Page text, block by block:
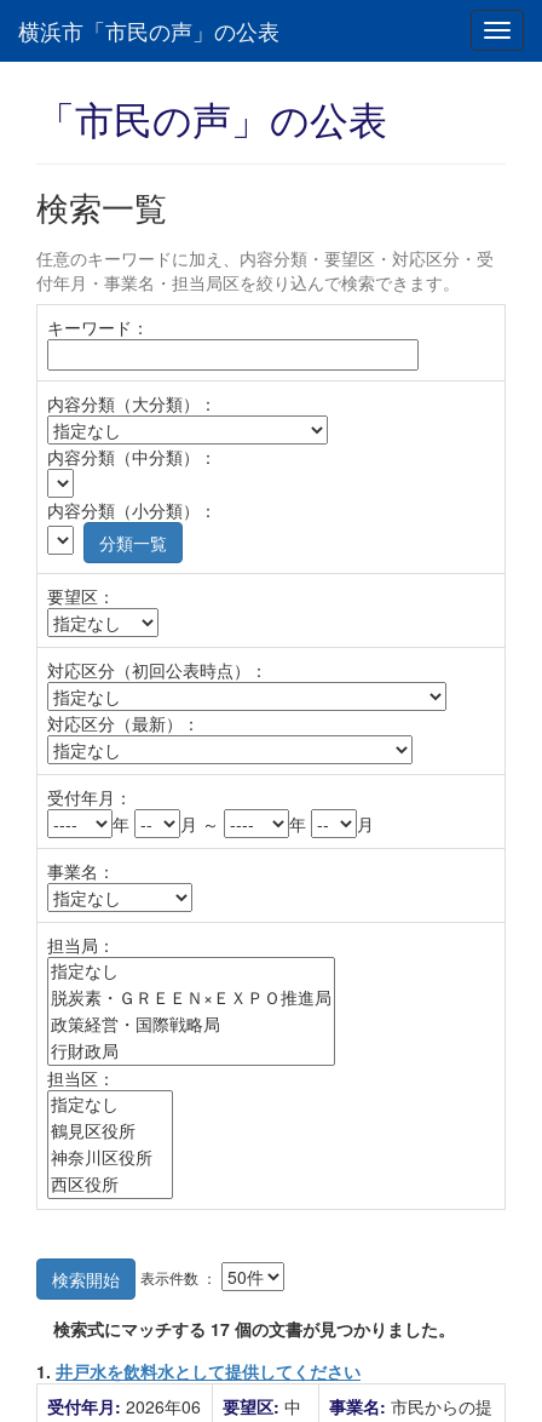
横浜市「市民の声」の公表
「市民の声」の公表
検索一覧
任意のキーワードに加え、内容分類・要望区・対応区分・受
付年月・事業名・担当局区を絞り込んで検索できます。
キーワード：
内容分類（大分類）：
内容分類（中分類）：
内容分類（小分類）：
分類一覧
要望区：
対応区分（初回公表時点）：
対応区分（最新）：
受付年月：
年
月 ～ 年
月
事業名：
担当局：
担当区：
検索開始 表示件数 ：
検索式にマッチする 17 個の文書が見つかりました。
1. 井戸水を飲料水として提供してください
受付年月: 2026年06
要望区: 中
事業名: 市民からの提